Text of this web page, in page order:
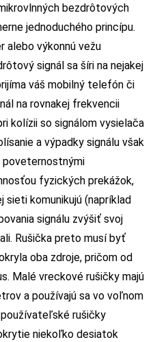
bezdrôtových
jednoduchého princípu.
alebo výkonnú vežu
signál sa šíri na nejakej
váš mobilný telefón či
na rovnakej frekvencii
kolízii so signálom vysielača
a výpadky signálu však
poveternostnými
fyzických prekážok,
sieti komunikujú (napríklad
signálu zvýšiť svoj
Rušička preto musí byť
oba zdroje, pričom od
Malé vreckové rušičky majú
a používajú sa vo voľnom
rušičky
niekoľko desiatok